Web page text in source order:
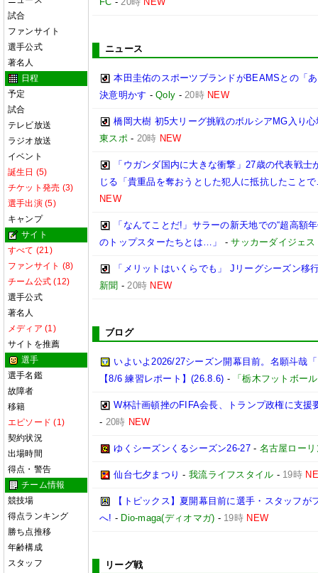
試合
ファンサイト
選手公式
著名人
日程
予定
試合
テレビ放送
ラジオ放送
イベント
誕生日 (5)
チケット発売 (3)
選手出演 (5)
キャンプ
サイト
すべて (21)
ファンサイト (8)
チーム公式 (12)
選手公式
著名人
メディア (1)
サイトを推薦
選手
選手名鑑
故障者
移籍
エピソード (1)
契約状況
出場時間
得点・警告
チーム情報
競技場
得点ランキング
勝ち点推移
年齢構成
スタッフ
ニュース
本田圭佑のスポーツブランドがBEAMSとの「
決意明かす -Qoly -20時 NEW
橋岡大樹 初5大リーグ挑戦のボルシアMG入り
東スポ- 20時 NEW
「ウガンダ国内に大きな衝撃」27歳の代表戦
じる「貴重品を奪おうとした犯人に抵抗したこと
NEW
「なんてことだ!」サラーの新天地での“超高額
のトップスターたちとは…」
-サッカーダイジェ
「メリットはいくらでも」 Jリーグシーズン移
新聞 -20時 NEW
ブログ
いよいよ2026/27シーズン開幕目前。名願斗哉
【8/6 練習レポート】(26.8.6) - 「栃木フットボー
W杯計画頓挫のFIFA会長、トランプ政権に支援
- 20時 NEW
ゆくシーズンくるシーズン26-27- 名古屋ロー
仙台七夕まつり - 我流ライフスタイル - 19時
【トピックス】夏開幕目前に選手・スタッフ
へ! - Dio-maga(ディオマガ) - 19時 NEW
リーグ戦